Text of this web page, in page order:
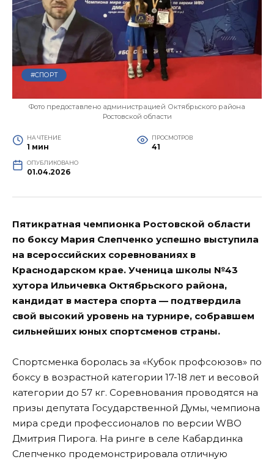
#СПОРТ
Фото предоставлено администрацией Октябрьского района
Ростовской области
НА ЧТЕНИЕ
1 мин
ПРОСМОТРОВ
41
ОПУБЛИКОВАНО
01.04.2026
Пятикратная чемпионка Ростовской области
по боксу Мария Слепченко успешно выступила
на всероссийских соревнованиях в
Краснодарском крае. Ученица школы №43
хутора Ильичевка Октябрьского района,
кандидат в мастера спорта — подтвердила
свой высокий уровень на турнире, собравшем
сильнейших юных спортсменов страны.
Спортсменка боролась за «Кубок профсоюзов» по
боксу в возрастной категории 17-18 лет и весовой
категории до 57 кг. Соревнования проводятся на
призы депутата Государственной Думы, чемпиона
мира среди профессионалов по версии WBO
Дмитрия Пирога. На ринге в селе Кабардинка
Слепченко продемонстрировала отличную